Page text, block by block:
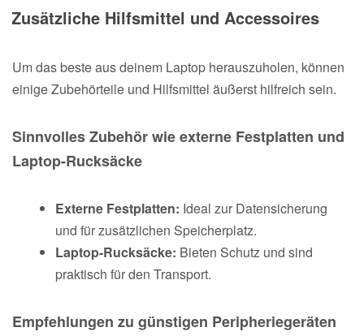
Zusätzliche Hilfsmittel und Accessoires
Um das beste aus deinem Laptop herauszuholen, können
einige Zubehörteile und Hilfsmittel äußerst hilfreich sein.
Sinnvolles Zubehör wie externe Festplatten und
Laptop-Rucksäcke
Externe Festplatten: Ideal zur Datensicherung
und für zusätzlichen Speicherplatz.
Laptop-Rucksäcke: Bieten Schutz und sind
praktisch für den Transport.
Empfehlungen zu günstigen Peripheriegeräten